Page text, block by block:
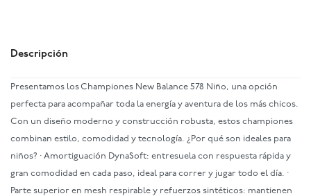
Descripción
Presentamos los Championes New Balance 578 Niño, una opción
perfecta para acompañar toda la energía y aventura de los más chicos.
Con un diseño moderno y construcción robusta, estos championes
combinan estilo, comodidad y tecnología. ¿Por qué son ideales para
niños? · Amortiguación DynaSoft: entresuela con respuesta rápida y
gran comodidad en cada paso, ideal para correr y jugar todo el día. ·
Parte superior en mesh respirable y refuerzos sintéticos: mantienen